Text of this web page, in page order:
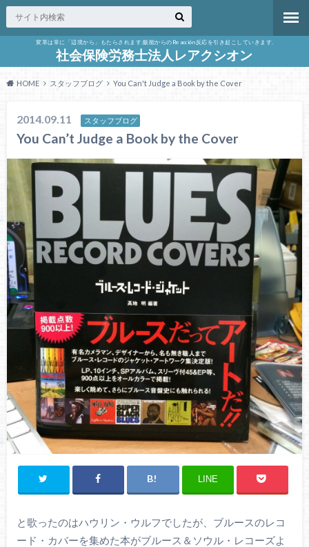
変革は常に「辺境から」もたらされます.飯能からのReacción反応を引き起こしていきます.
社会保険労務士法人レアクシオン
HOME スタッフブログ You Can't Judge a Book by the Cover
2014.09.11 スタッフブログ
You Can’t Judge a Book by the Cover
LINE
と歌ったのはハウリン・ウルフでしたが、ブルースのレコ
ード・カバーを集めた本がブルース＆ソウル・レコーズよ